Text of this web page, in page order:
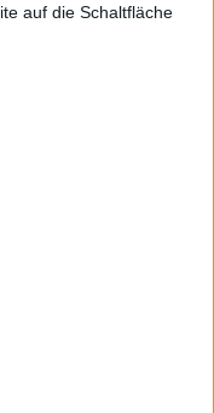
auf die Schaltfläche